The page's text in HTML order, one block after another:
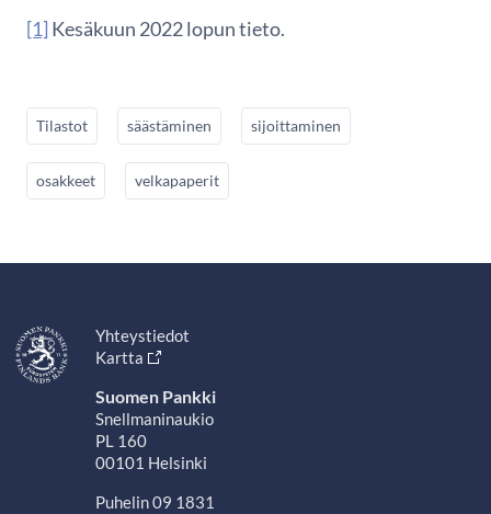
[1] Kesäkuun 2022 lopun tieto.
Tilastot säästäminen sijoittaminen
osakkeet velkapaperit
Yhteystiedot
Kartta
Suomen Pankki
Snellmaninaukio
PL 160
00101 Helsinki
Puhelin 09 1831